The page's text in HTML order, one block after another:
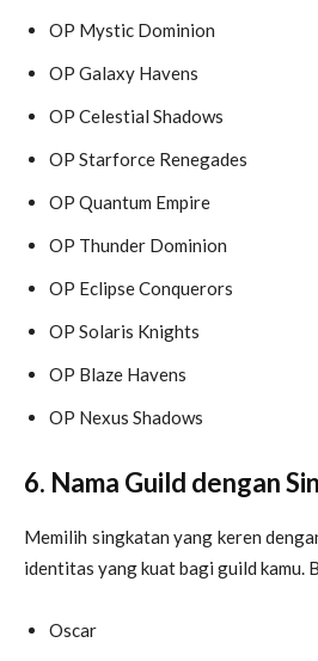
OP Mystic Dominion
OP Galaxy Havens
OP Celestial Shadows
OP Starforce Renegades
OP Quantum Empire
OP Thunder Dominion
OP Eclipse Conquerors
OP Solaris Knights
OP Blaze Havens
OP Nexus Shadows
6. Nama Guild dengan
Memilih singkatan yang keren
identitas yang kuat bagi guild kamu.
Oscar